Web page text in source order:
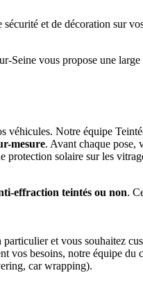
et de décoration sur
Seine vous propose une
véhicules. Notre équipe
mesure. Avant chaque pose,
solaire sur les
effraction teintés ou non.
et vous souhaitez
vos besoins, notre équipe du
car wrapping).